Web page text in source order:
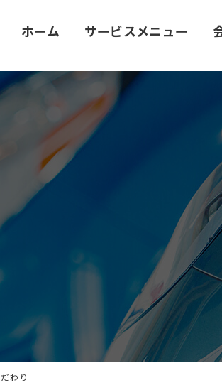
ホーム サービスメニュー
わり